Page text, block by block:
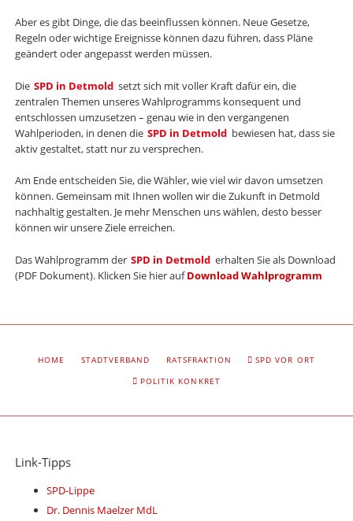
Aber es gibt Dinge, die das beeinflussen können. Neue Gesetze,
Regeln oder wichtige Ereignisse können dazu führen, dass Pläne
geändert oder angepasst werden müssen.
Die SPD in Detmold setzt sich mit voller Kraft dafür ein, die
zentralen Themen unseres Wahlprogramms konsequent und
entschlossen umzusetzen – genau wie in den vergangenen
Wahlperioden, in denen die SPD in Detmold bewiesen hat, dass sie
aktiv gestaltet, statt nur zu versprechen.
Am Ende entscheiden Sie, die Wähler, wie viel wir davon umsetzen
können. Gemeinsam mit Ihnen wollen wir die Zukunft in Detmold
nachhaltig gestalten. Je mehr Menschen uns wählen, desto besser
können wir unsere Ziele erreichen.
Das Wahlprogramm der SPD in Detmold erhalten Sie als Download
(PDF Dokument). Klicken Sie hier aufDownload Wahlprogramm
NAVIGATION
HOME STADTVERBAND RATSFRAKTION
SPD VOR ORT
POLITIK KONKRET
Link-Tipps
SPD-Lippe
Dr. Dennis Maelzer MdL